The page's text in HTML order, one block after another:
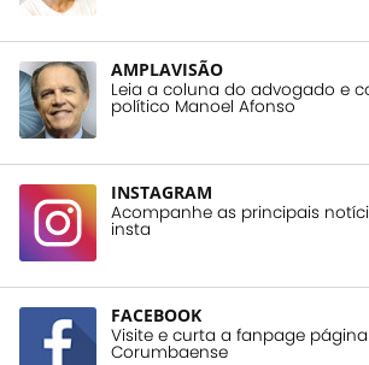
AMPLAVISÃO
Leia a coluna do advogado e
político Manoel Afonso
INSTAGRAM
Acompanhe as principais
insta
FACEBOOK
Visite e curta a fanpage
Corumbaense